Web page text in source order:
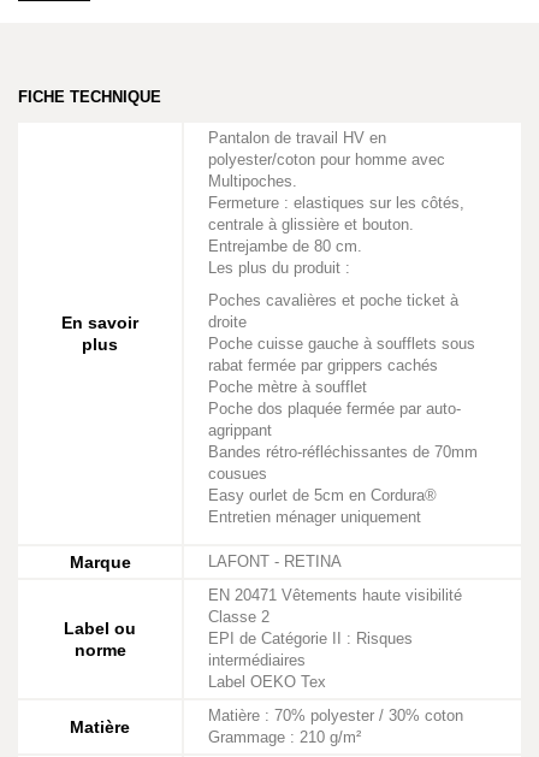
FICHE TECHNIQUE
En savoir
plus
Pantalon de travail HV en
polyester/coton pour homme avec
Multipoches.
Fermeture : elastiques sur les côtés,
centrale à glissière et bouton.
Entrejambe de 80 cm.
Les plus du produit :
Poches cavalières et poche ticket à
droite
Poche cuisse gauche à soufflets sous
rabat fermée par grippers cachés
Poche mètre à soufflet
Poche dos plaquée fermée par auto-
agrippant
Bandes rétro-réfléchissantes de 70mm
cousues
Easy ourlet de 5cm en Cordura®
Entretien ménager uniquement
Marque LAFONT - RETINA
Label ou
norme
EN 20471 Vêtements haute visibilité
Classe 2
EPI de Catégorie II : Risques
intermédiaires
Label OEKO Tex
Matière
Matière : 70% polyester / 30% coton
Grammage : 210 g/m²